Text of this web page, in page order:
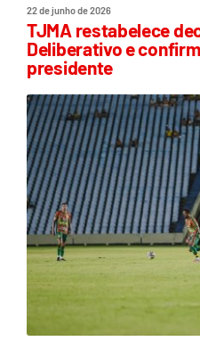
22 de junho de 2026
TJMA restabelece
Deliberativo e
presidente